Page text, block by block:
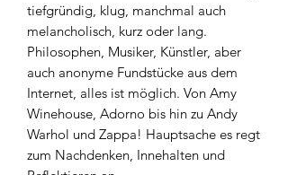
tiefgründig, klug, manchmal auch
melancholisch, kurz oder lang.
Philosophen, Musiker, Künstler, aber
auch anonyme Fundstücke aus dem
Internet, alles ist möglich. Von Amy
Winehouse, Adorno bis hin zu Andy
Warhol und Zappa! Hauptsache es regt
zum Nachdenken, Innehalten und